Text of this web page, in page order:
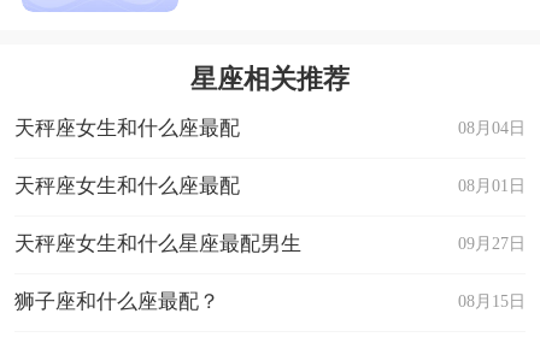
星座相关推荐
08月04日
天秤座女生和什么座最配
08月01日
天秤座女生和什么座最配
09月27日
天秤座女生和什么星座最配男生
08月15日
狮子座和什么座最配？